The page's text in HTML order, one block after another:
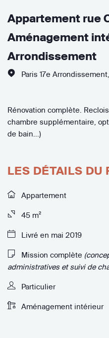
Appartement rue
Aménagement
Arrondissement
Paris 17e Arrondissement
Rénovation complète.
chambre supplémentaire,
de bain...)
LES DÉTAILS DU
Appartement
45 m²
Livré en mai 2019
Mission complète
administratives et suivi de
Particulier
Aménagement intérieur